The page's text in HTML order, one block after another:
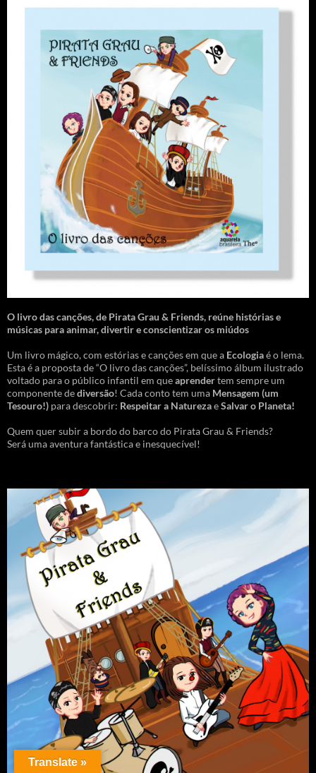
O livro das canções,de Pirata Grau & Friends, reúne histórias e
músicas para animar, divertir e conscientizar os miúdos
Um livro mágico, com estórias e canções em que a Ecologiaé o lema.
Esta é a proposta de “O livro das canções”, belíssimo álbum ilustrado
voltado para o público infantil em queaprendertem sempre um
componente dediversão! Cada conto tem uma Mensagem (um
Tesouro!) para descobrir: Respeitar a NaturezaeSalvar o Planeta!
Quem quer subir a bordo do barco do Pirata Grau & Friends?
Será uma aventura fantástica e inesquecível!
Translate »